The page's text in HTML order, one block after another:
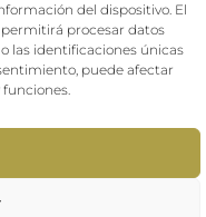
del dispositivo. El
procesar datos
las identificaciones únicas
puede afectar